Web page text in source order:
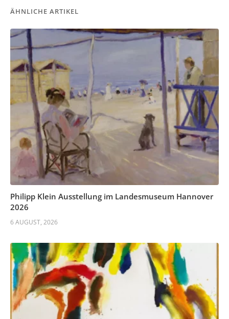
ÄHNLICHE ARTIKEL
Philipp Klein Ausstellung im Landesmuseum Hannover
2026
6 AUGUST, 2026